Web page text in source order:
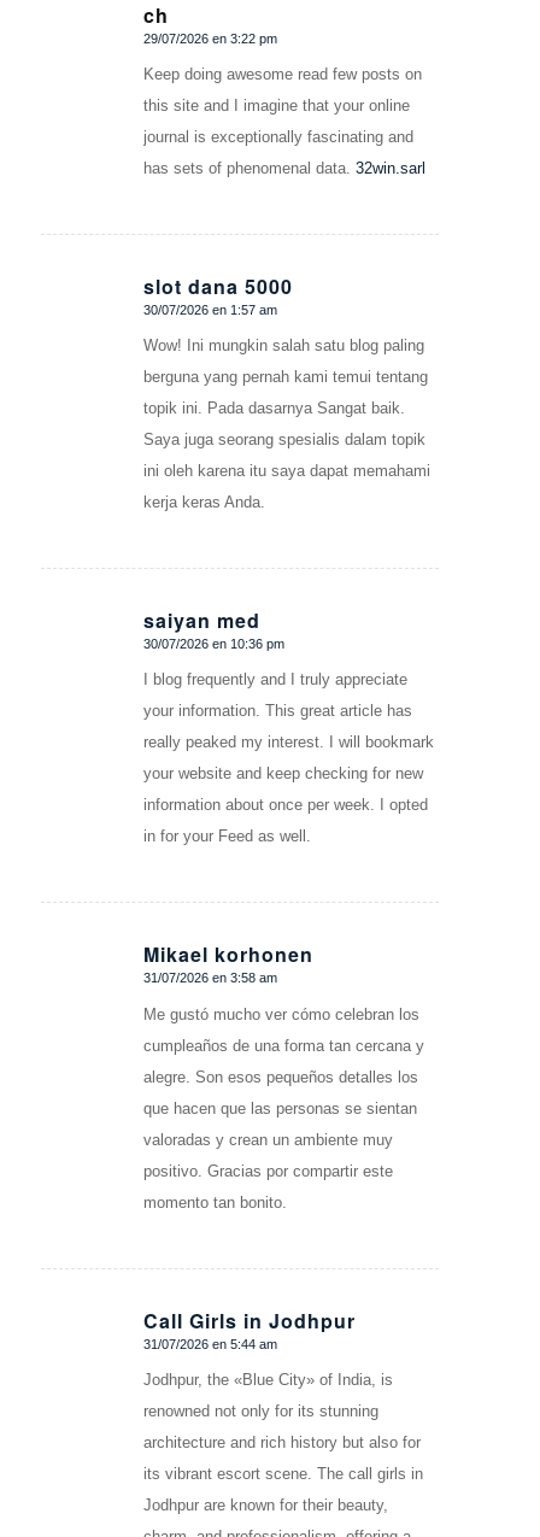
ch
Dice:
29/07/2026 en 3:22 pm
Keep doing awesome read few posts on
this site and I imagine that your online
journal is exceptionally fascinating and
has sets of phenomenal data. 32win.sarl
slot dana 5000
Dice:
30/07/2026 en 1:57 am
Wow! Ini mungkin salah satu blog paling
berguna yang pernah kami temui tentang
topik ini. Pada dasarnya Sangat baik.
Saya juga seorang spesialis dalam topik
ini oleh karena itu saya dapat memahami
kerja keras Anda.
saiyan med
Dice:
30/07/2026 en 10:36 pm
I blog frequently and I truly appreciate
your information. This great article has
really peaked my interest. I will bookmark
your website and keep checking for new
information about once per week. I opted
in for your Feed as well.
Mikael korhonen
Dice:
31/07/2026 en 3:58 am
Me gustó mucho ver cómo celebran los
cumpleaños de una forma tan cercana y
alegre. Son esos pequeños detalles los
que hacen que las personas se sientan
valoradas y crean un ambiente muy
positivo. Gracias por compartir este
momento tan bonito.
Call Girls in Jodhpur
Dice:
31/07/2026 en 5:44 am
Jodhpur, the «Blue City» of India, is
renowned not only for its stunning
architecture and rich history but also for
its vibrant escort scene. The call girls in
Jodhpur are known for their beauty,